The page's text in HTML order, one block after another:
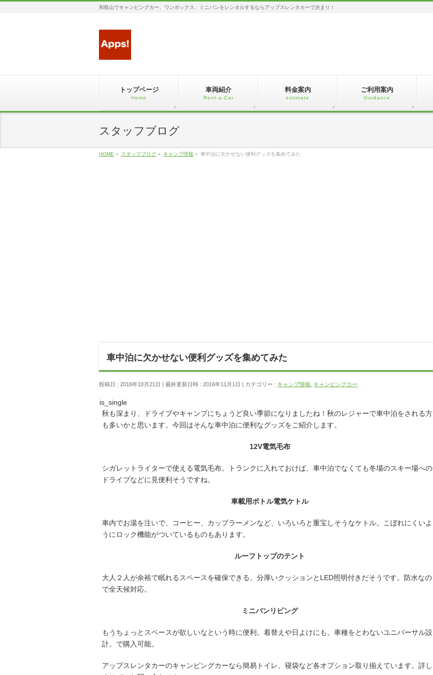
和歌山でキャンピングカー、ワンボックス、ミニバンをレンタルするならアップスレンタカーで決まり！
トップページ
Home
車両紹介
Rent-a-Car
料金案内
estimate
ご利用案内
Guidance
スタッフブログ
HOME » スタッフブログ » キャンプ情報 » 車中泊に欠かせない便利グッズを集めてみた
車中泊に欠かせない便利グッズを集めてみた
投稿日 : 2016年10月21日 最終更新日時 : 2016年11月1日 カテゴリー : キャンプ情報 キャンピングカー
is_single
秋も深まり、ドライブやキャンプにちょうど良い季節になりましたね！秋のレジャーで車中泊をされる方
も多いかと思います。今回はそんな車中泊に便利なグッズをご紹介します。
12V電気毛布
シガレットライターで使える電気毛布。トランクに入れておけば、車中泊でなくても冬場のスキー場への
ドライブなどに見便利そうですね。
車載用ボトル電気ケトル
車内でお湯を注いで、コーヒー、カップラーメンなど、いろいろと重宝しそうなケトル。こぼれにくいよ
うにロック機能がついているものもあります。
ルーフトップのテント
大人２人が余裕で眠れるスペースを確保できる。分厚いクッションとLED照明付きだそうです。防水なの
で全天候対応。
ミニバンリビング
もうちょっとスペースが欲しいなという時に便利。着替えや日よけにも。車種をとわないユニバーサル設
計。で購入可能。
アップスレンタカーのキャンピングカーなら簡易トイレ、寝袋など各オプション取り揃えています。詳し